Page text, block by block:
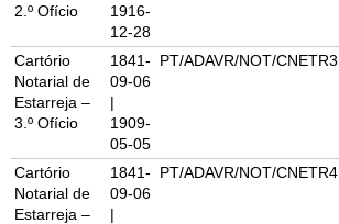
2.º Ofício
1916-
12-28
Cartório
Notarial de
Estarreja –
3.º Ofício
1841-
09-06
|
1909-
05-05
PT/ADAVR/NOT/CNETR3
Cartório
Notarial de
Estarreja –
1841-
09-06
|
PT/ADAVR/NOT/CNETR4